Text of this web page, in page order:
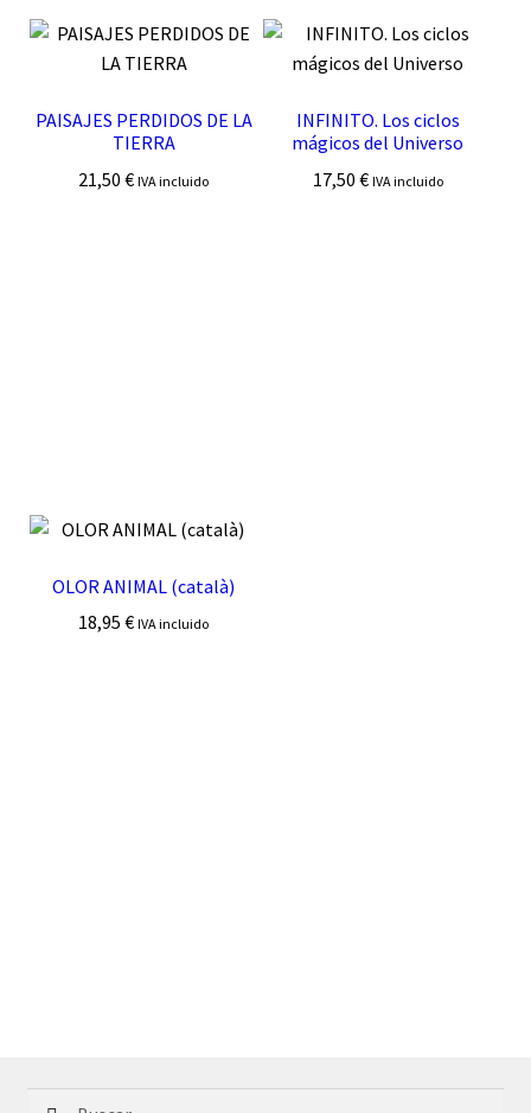
PAISAJES PERDIDOS DE LA
TIERRA
21,50€ IVA incluido
INFINITO. Los ciclos
mágicos del Universo
17,50 € IVA incluido
OLOR ANIMAL (català)
18,95€ IVA incluido